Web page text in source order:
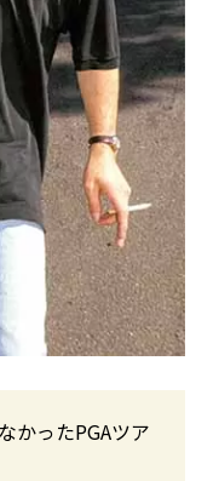
かったPGAツア